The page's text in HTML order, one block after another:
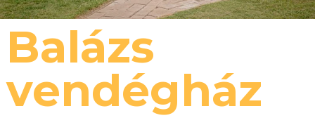
Balázs
vendégház